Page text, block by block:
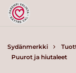
Sydänmerkki
Puurot ja hiutaleet